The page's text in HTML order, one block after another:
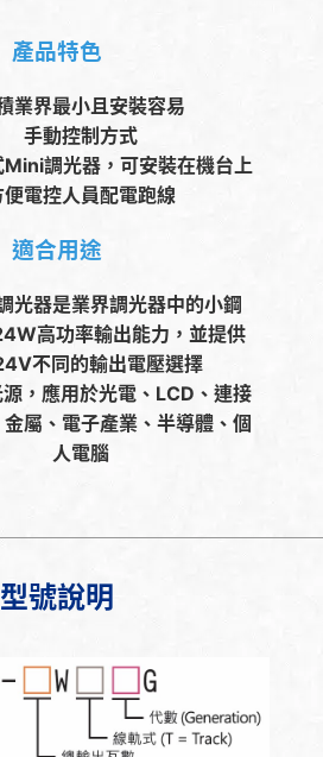
產品特色
業界最小且安裝容易
手動控制方式
調光器，可安裝在機台上
便電控人員配電跑線
適合用途
光器是業界調光器中的小鋼
高功率輸出能力，並提供
不同的輸出電壓選擇
，應用於光電、LCD、連接
屬、電子產業、半導體、個
人電腦
型號說明